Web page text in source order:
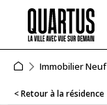
Immobilier Neuf
< Retour à la résidence